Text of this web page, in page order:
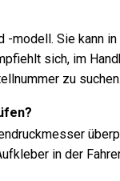
modell. Sie kann in
sich, im
zu suchen.
in der